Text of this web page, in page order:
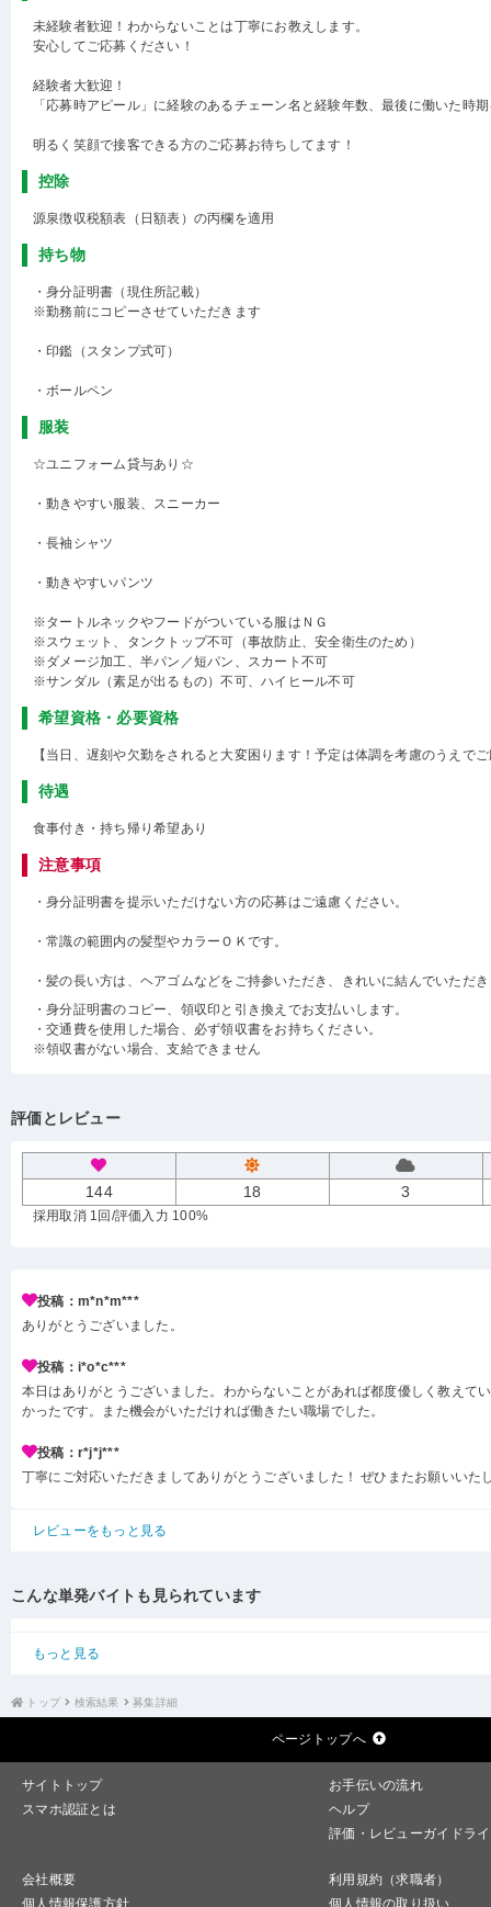
未経験者歓迎！わからないことは丁寧にお教えします。
安心してご応募ください！
経験者大歓迎！
「応募時アピール」に経験のあるチェーン名と経験年数、最後に働いた時
明るく笑顔で接客できる方のご応募お待ちしてます！
控除
源泉徴収税額表（日額表）の丙欄を適用
持ち物
・身分証明書（現住所記載）
※勤務前にコピーさせていただきます
・印鑑（スタンプ式可）
・ボールペン
服装
☆ユニフォーム貸与あり☆
・動きやすい服装、スニーカー
・長袖シャツ
・動きやすいパンツ
※タートルネックやフードがついている服はＮＧ
※スウェット、タンクトップ不可（事故防止、安全衛生のため）
※ダメージ加工、半パン／短パン、スカート不可
※サンダル（素足が出るもの）不可、ハイヒール不可
希望資格・必要資格
【当日、遅刻や欠勤をされると大変困ります！予定は体調を考慮のうえで
待遇
食事付き・持ち帰り希望あり
注意事項
・身分証明書を提示いただけない方の応募はご遠慮ください。
・常識の範囲内の髪型やカラーＯＫです。
・髪の長い方は、ヘアゴムなどをご持参いただき、きれいに結んでいただ
・身分証明書のコピー、領収印と引き換えでお支払いします。
・交通費を使用した場合、必ず領収書をお持ちください。
※領収書がない場合、支給できません
評価とレビュー
144 18 3
採用取消 1回 /評価入力 100%
投稿：m*n*m***
ありがとうございました。
投稿：i*o*c***
本日はありがとうございました。わからないことがあれば都度優しく教えて
かったです。また機会がいただければ働きたい職場でした。
投稿：r*j*j***
丁寧にご対応いただきましてありがとうございました！ ぜひまたお願いいた
レビューをもっと見る
こんな単発バイトも見られています
もっと見る
トップ 検索結果 募集詳細
ページトップへ
サイトトップ
お手伝いの流れ
スマホ認証とは
ヘルプ
評価・レビューガイドラ
会社概要
利用規約（求職者）
個人情報保護方針
個人情報の取り扱い